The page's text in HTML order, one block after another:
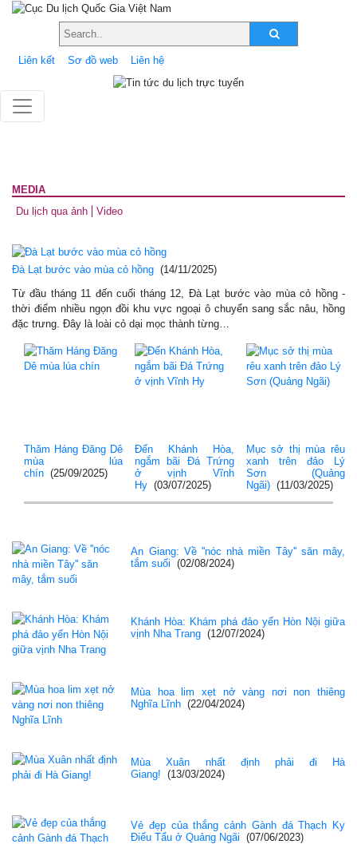
Liên kết Sơ đồ web Liên hệ
MEDIA
Du lịch qua ảnh
Video
Đà Lạt bước vào mùa cỏ hồng (14/11/2025)
Từ đầu tháng 11 đến cuối tháng 12, Đà Lạt bước vào mùa cỏ hồng -
thời điểm nhiều ngọn đồi khu vực ngoại ô chuyển sang sắc nâu, hồng
đặc trưng. Đây là loài cỏ dại mọc thành từng…
Thăm Háng Đăng Dê
mùa lúa
chín (25/09/2025)
Đến Khánh Hòa,
ngắm bãi Đá Trứng
ở vịnh Vĩnh
Hy (03/07/2025)
Mục sở thị mùa rêu
xanh trên đảo Lý
Sơn (Quảng
Ngãi) (11/03/2025)
An Giang: Về ''nóc nhà miền Tây'' săn mây,
tắm suối
(02/08/2024)
Khánh Hòa: Khám phá đảo yến Hòn Nội giữa
vịnh Nha Trang (12/07/2024)
Mùa hoa lim xẹt nở vàng nơi non thiêng
Nghĩa Lĩnh (22/04/2024)
Mùa Xuân nhất định phải đi Hà
Giang!
(13/03/2024)
Vẻ đẹp của thắng cảnh Gành đá Thạch Ky
Điếu Tẩu ở Quảng Ngãi
(07/06/2023)